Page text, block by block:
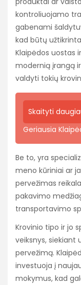
kontroliuojamo
gabenami
kad būtų
Klaipėdos uostas
modernią įrangą
valdyti tokių
Skaityti
Geriausia
Be to, yra
meno kūriniai ar
pervežimas
pakavimo
transportavimo
Krovinio tipo ir jo
veiksnys, siekiant
pervežimą.
investuoja į
mokymus, kad